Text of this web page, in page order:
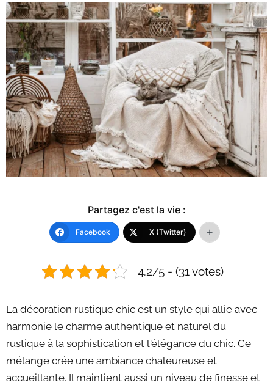
Partagez c'est la vie :
Facebook X (Twitter)
4.2/5 - (31 votes)
La décoration rustique chic est un style qui allie avec
harmonie le charme authentique et naturel du
rustique à la sophistication et l'élégance du chic. Ce
mélange crée une ambiance chaleureuse et
accueillante. Il maintient aussi un niveau de finesse et